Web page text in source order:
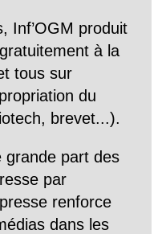
Inf’OGM produit
à la
tous sur
du
brevet...).
grande part des
par
renforce
dans les